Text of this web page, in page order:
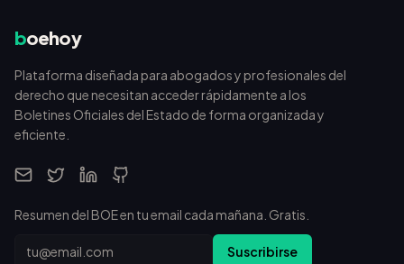
boehoy
Plataforma diseñada para abogados y profesionales del
derecho que necesitan acceder rápidamente a los
Boletines Oficiales del Estado de forma organizada y
eficiente.
Resumen del BOE en tu email cada mañana. Gratis.
Email Suscribirse